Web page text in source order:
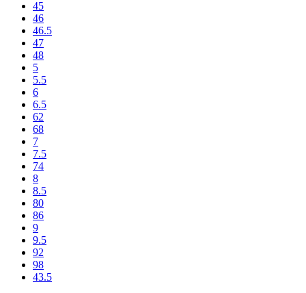
45
46
46.5
47
48
5
5.5
6
6.5
62
68
7
7.5
74
8
8.5
80
86
9
9.5
92
98
43.5